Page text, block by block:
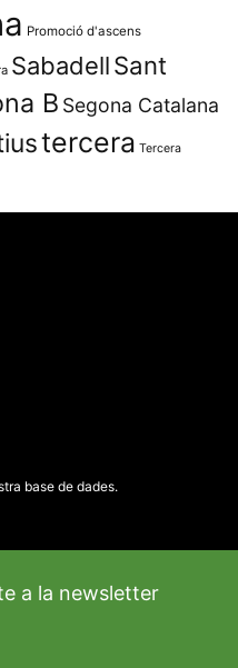
Promoció d'ascens
SabadellSant
B Segona Catalana
tercera Tercera
base de dades.
a la newsletter